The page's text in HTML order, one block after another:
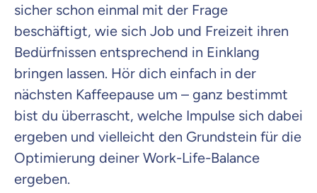
sicher schon einmal mit der Frage
beschäftigt, wie sich Job und Freizeit ihren
Bedürfnissen entsprechend in Einklang
bringen lassen. Hör dich einfach in der
nächsten Kaffeepause um – ganz bestimmt
bist du überrascht, welche Impulse sich dabei
ergeben und vielleicht den Grundstein für die
Optimierung deiner Work-Life-Balance
ergeben.